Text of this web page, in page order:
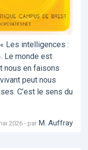
Les intelligences :
Le monde est
nous en faisons
peut nous
C’est le sens du
2026 - par M. Auffray